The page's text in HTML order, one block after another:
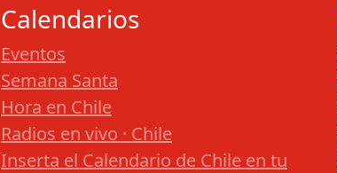
Calendarios
Eventos
Semana Santa
Hora en Chile
Radios en vivo · Chile
Inserta el Calendario de Chile en tu